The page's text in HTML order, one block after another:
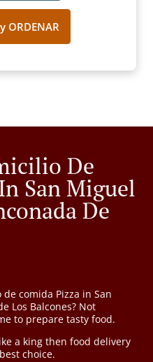
ORDENAR
De
San Miguel
De
comida Pizza in San
Los Balcones? Not
to prepare tasty food.
a king then food delivery
choice.